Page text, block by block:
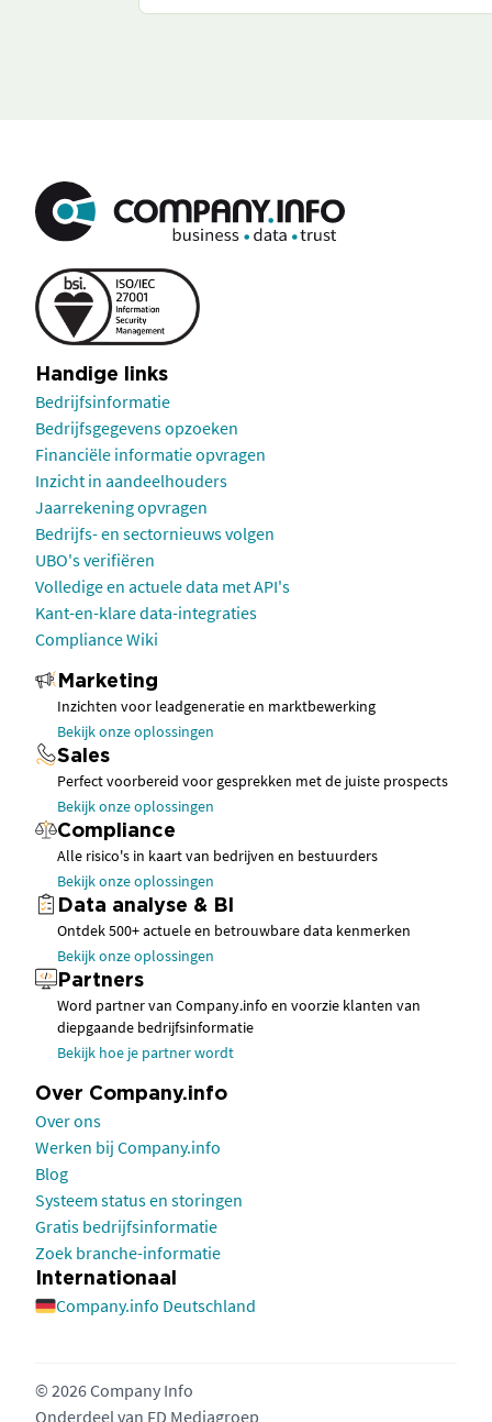
Handige links
Bedrijfsinformatie
Bedrijfsgegevens opzoeken
Financiële informatie opvragen
Inzicht in aandeelhouders
Jaarrekening opvragen
Bedrijfs- en sectornieuws volgen
UBO's verifiëren
Volledige en actuele data met API's
Kant-en-klare data-integraties
Compliance Wiki
Marketing
Inzichten voor leadgeneratie en marktbewerking
Bekijk onze oplossingen
Sales
Perfect voorbereid voor gesprekken met de juiste prospects
Bekijk onze oplossingen
Compliance
Alle risico's in kaart van bedrijven en bestuurders
Bekijk onze oplossingen
Data analyse & BI
Ontdek 500+ actuele en betrouwbare data kenmerken
Bekijk onze oplossingen
Partners
Word partner van Company.info en voorzie klanten van
diepgaande bedrijfsinformatie
Bekijk hoe je partner wordt
Over Company.info
Over ons
Werken bij Company.info
Blog
Systeem status en storingen
Gratis bedrijfsinformatie
Zoek branche-informatie
Internationaal
Company.info Deutschland
© 2026 Company Info
Onderdeel van FD Mediagroep